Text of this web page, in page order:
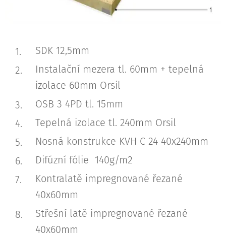
SDK 12,5mm
Instalační mezera tl. 60mm + tepelná
izolace 60mm Orsil
OSB 3 4PD tl. 15mm
Tepelná izolace tl. 240mm Orsil
Nosná konstrukce KVH C 24 40x240mm
Difúzní fólie 140g/m2
Kontralatě impregnované řezané
40x60mm
Střešní latě impregnované řezané
40x60mm